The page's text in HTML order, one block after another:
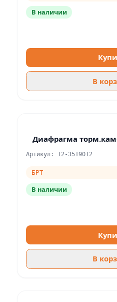
В наличии
В
Диафрагма
Артикул: 12-3519012
БРТ
В наличии
В